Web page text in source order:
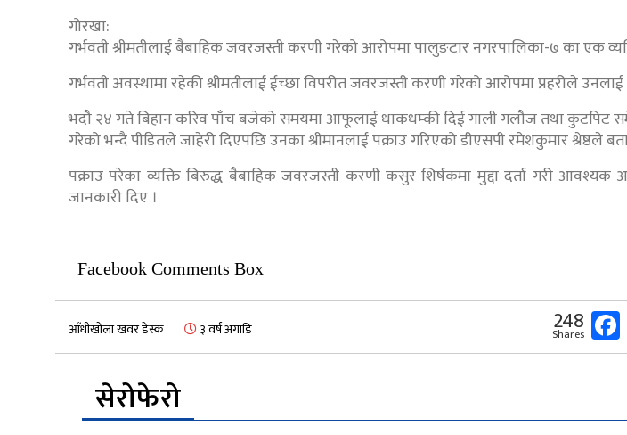
गोरखा:
गर्भवती श्रीमतीलाई बैबाहिक जवरजस्ती करणी गरेको आरोपमा पालुङटार नगरपालिका-७ का एक
गर्भवती अवस्थामा रहेकी श्रीमतीलाई ईच्छा विपरीत जवरजस्ती करणी गरेको आरोपमा प्रहरीले उनलाई
भदौ २४ गते बिहान करिव पाँच बजेको समयमा आफूलाई धाकधम्की दिई गाली गलौज तथा कुटपिट
गरेको भन्दै पीडितले जाहेरी दिएपछि उनका श्रीमानलाई पक्राउ गरिएको डीएसपी रमेशकुमार श्रेष्ठले
पक्राउ परेका व्यक्ति बिरुद्ध बैबाहिक जवरजस्ती करणी कसुर शिर्षकमा मुद्दा दर्ता गरी
जानकारी दिए ।
Facebook Comments Box
आँधीखोला खवर डेस्क ३ वर्ष अगाडि 248
Shares
सेरोफेरो